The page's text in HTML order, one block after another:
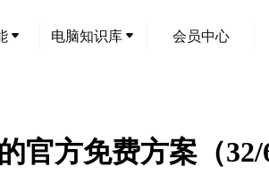
电脑知识库 会员中心
官方免费方案（32/